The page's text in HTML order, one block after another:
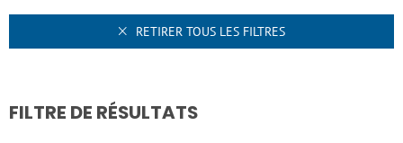
RETIRER TOUS LES FILTRES
FILTRE DE RÉSULTATS